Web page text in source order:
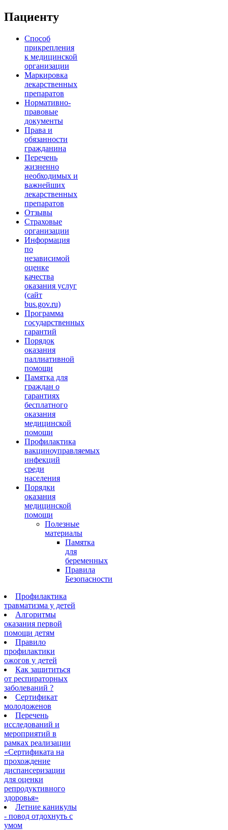
Пациенту
Способ
прикрепления
к медицинской
организации
Маркировка
лекарственных
препаратов
Нормативно-
правовые
документы
Права и
обязанности
гражданина
Перечень
жизненно
необходимых и
важнейших
лекарственных
препаратов
Отзывы
Страховые
организации
Информация
по
независимой
оценке
качества
оказания услуг
(сайт
bus.gov.ru)
Программа
государственных
гарантий
Порядок
оказания
паллиативной
помощи
Памятка для
граждан о
гарантиях
бесплатного
оказания
медицинской
помощи
Профилактика
вакциноуправляемых
инфекций
среди
населения
Порядки
оказания
медицинской
помощи
Полезные
материалы
Памятка
для
беременных
Правила
Безопасности
Профилактика
травматизма у детей
Алгоритмы
оказания первой
помощи детям
Правило
профилактики
ожогов у детей
Как защититься
от респираторных
заболеваний ?
Сертификат
молодоженов
Перечень
исследований и
мероприятий в
рамках реализации
«Сертификата на
прохождение
диспансеризации
для оценки
репродуктивного
здоровья»
Летние каникулы
- повод отдохнуть с
умом